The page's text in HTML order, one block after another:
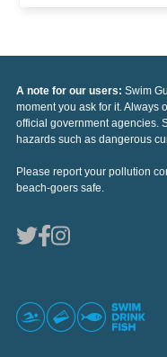
A note for our users: Swim
moment you ask for it. Always
official government agencies.
hazards such as dangerous
Please report your pollution
beach-goers safe.